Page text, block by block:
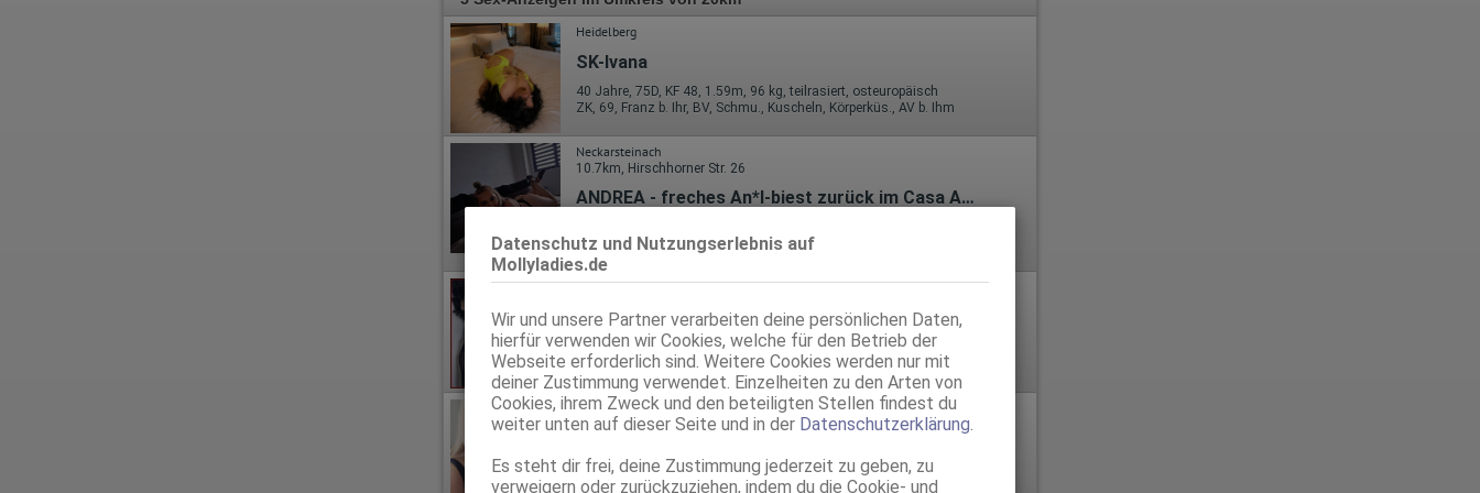
Datenschutz und Nutzungserlebnis auf
Mollyladies.de
Wir und unsere Partner verarbeiten deine persönlichen Daten,
hierfür verwenden wir Cookies, welche für den Betrieb der
Webseite erforderlich sind. Weitere Cookies werden nur mit
deiner Zustimmung verwendet. Einzelheiten zu den Arten von
Cookies, ihrem Zweck und den beteiligten Stellen findest du
weiter unten auf dieser Seite und in der Datenschutzerklärung.
Es steht dir frei, deine Zustimmung jederzeit zu geben, zu
verweigern oder zurückzuziehen, indem du die Cookie- und
Heidelberg
SK-Ivana
40 Jahre, 75D, KF 48, 1.59m, 96 kg, teilrasiert, osteuropäisch
ZK, 69, Franz b. Ihr, BV, Schmu., Kuscheln, Körperküs., AV b. Ihm
Neckarsteinach
10.7km, Hirschhorner Str. 26
ANDREA - freches An*l-biest zurück im Casa Amore
AV, 69, Schmu., Kuscheln, Körperküs.
Mannheim
40 Jahre, 80E(DD), KF 42, 1.70m, total rasiert, osteuropäisch
ZK, 69, GF6, NSa, Franz b. Ihr, BV, Schmu., Kuscheln
Mannheim
35 Jahre, 80D, KF 44, 1.65m, 77 kg, total rasiert, osteuropäisch
ZK, 69, GF6, NSa, Franz b. Ihr, BV, Schmu., Kuscheln